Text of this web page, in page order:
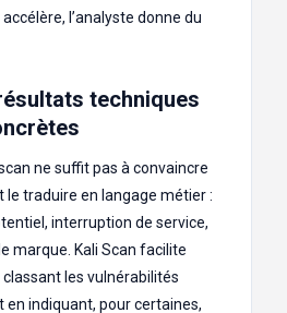
l’analyste donne du
techniques
ne suffit pas à convaincre
le traduire en langage métier :
interruption de service,
marque. Kali Scan facilite
les vulnérabilités
en indiquant, pour certaines,